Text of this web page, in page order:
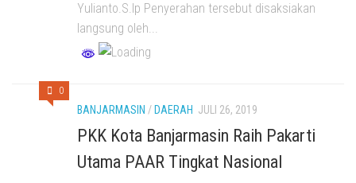
Yulianto.S.Ip Penyerahan tersebut disaksiakan
langsung oleh...
0
BANJARMASIN / DAERAH JULI 26, 2019
PKK Kota Banjarmasin Raih Pakarti
Utama PAAR Tingkat Nasional